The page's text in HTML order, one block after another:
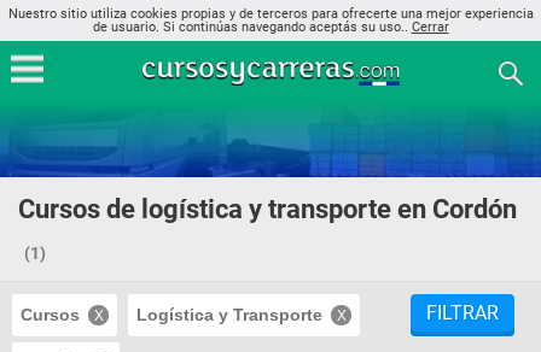
Nuestro sitio utiliza cookies propias y de terceros para ofrecerte una mejor experiencia
de usuario. Si continúas navegando aceptás su uso.. Cerrar
Cursos de logística y transporte en Cordón
(1)
Cursos Logística y Transporte FILTRAR